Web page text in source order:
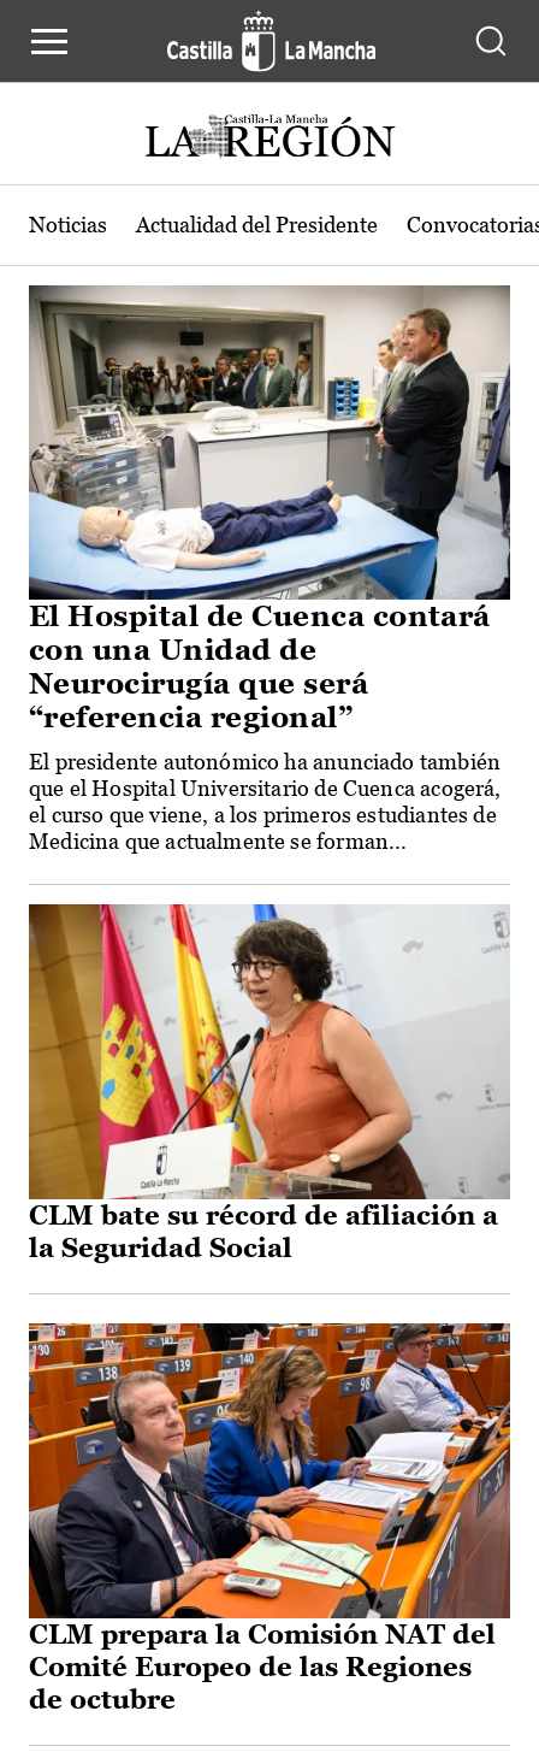
Actualidad de la región de Castilla-
Noticias Actualidad del Presidente
El Hospital de Cuenca contará
con una Unidad de
Neurocirugía que será
“referencia regional”
El presidente autonómico ha anunciado también
que el Hospital Universitario de Cuenca acogerá,
el curso que viene, a los primeros estudiantes de
Medicina que actualmente se forman...
CLM bate su récord de afiliación a
la Seguridad Social
CLM prepara la Comisión NAT del
Comité Europeo de las Regiones
de octubre